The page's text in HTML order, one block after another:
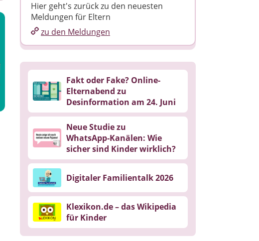
Hier geht's zurück zu den neuesten
Meldungen für Eltern
zu den Meldungen
Fakt oder Fake? Online-
Elternabend zu
Desinformation am 24. Juni
Neue Studie zu
WhatsApp‑Kanälen: Wie
sicher sind Kinder wirklich?
Digitaler Familientalk 2026
Klexikon.de – das Wikipedia
für Kinder